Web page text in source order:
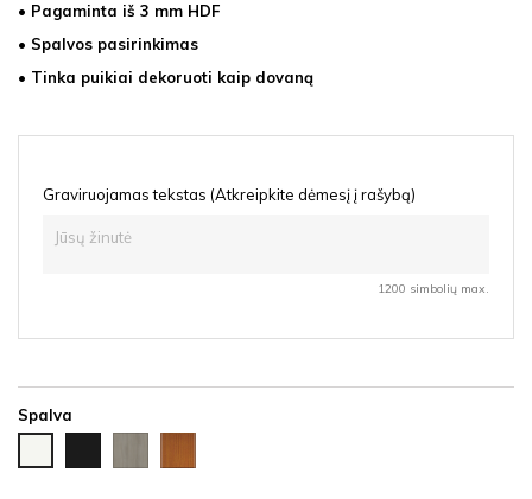
• Pagaminta iš 3 mm HDF
• Spalvos pasirinkimas
• Tinka puikiai dekoruoti kaip dovaną
Graviruojamas tekstas (Atkreipkite dėmesį į rašybą)
1200 simbolių max.
Spalva
HDF
HDF
latte
HDF